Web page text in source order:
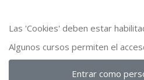
Las 'Cookies' deben estar
Algunos cursos permiten el
Entrar como